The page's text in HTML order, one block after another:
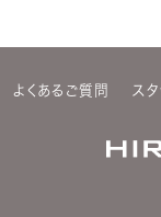
よくあるご質問 ス